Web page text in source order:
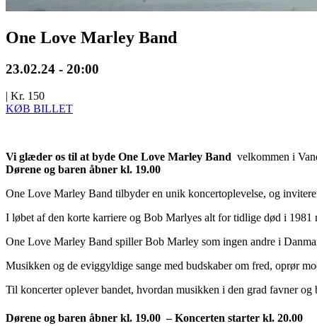
One Love Marley Band
23.02.24 - 20:00
| Kr. 150
KØB BILLET
Vi glæder os til at byde One Love Marley Band velkommen i
Dørene og baren åbner kl. 19.00
One Love Marley Band tilbyder en unik koncertoplevelse, og
I løbet af den korte karriere og Bob Marlyes alt for tidlige død i 1981
One Love Marley Band spiller Bob Marley som ingen andre i
Musikken og de eviggyldige sange med budskaber om fred, oprør
Til koncerter oplever bandet, hvordan musikken i den grad favner
Dørene og baren åbner kl. 19.00 – Koncerten starter kl. 20.00